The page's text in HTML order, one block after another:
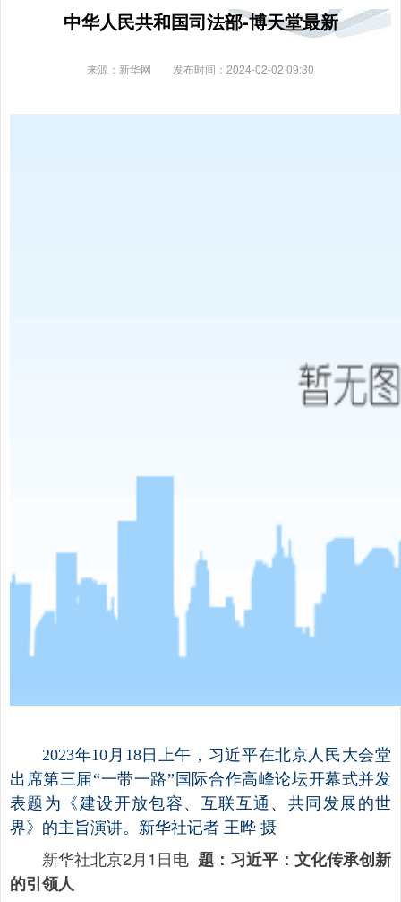
中华人民共和国司法部-博天堂最新
来源：新华网 发布时间：2024-02-02 09:30
2023年10月18日上午，习近平在北京人民大会堂
出席第三届“一带一路”国际合作高峰论坛开幕式并发
表题为《建设开放包容、互联互通、共同发展的世
界》的主旨演讲。新华社记者 王晔 摄
新华社北京2月1日电 题：习近平：文化传承创新
的引领人